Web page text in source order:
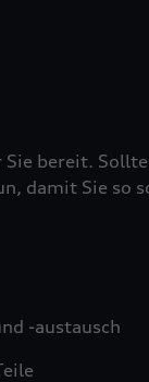
bereit.
damit Sie so
-austausch